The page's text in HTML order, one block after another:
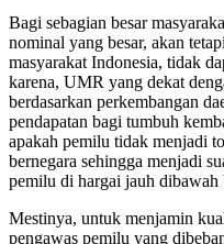
Bagi sebagian besar
nominal yang besar, akan
masyarakat Indonesia, tidak
karena, UMR yang dekat
berdasarkan perkembangan
pendapatan bagi tumbuh
apakah pemilu tidak menjadi
bernegara sehingga menjadi
pemilu di hargai jauh
Mestinya, untuk menjamin
pengawas pemilu yang